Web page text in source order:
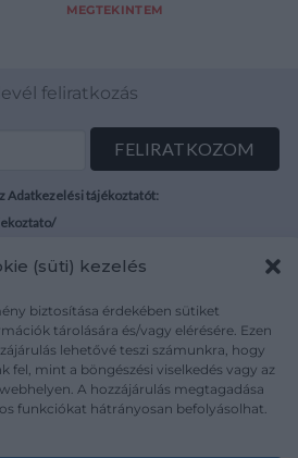
(süti) kezelés
biztosítása érdekében sütiket
tárolására és/vagy elérésére. Ezen
lehetővé teszi számunkra, hogy
fel, mint a böngészési viselkedés vagy az
A hozzájárulás megtagadása
funkciókat hátrányosan befolyásolhat.
MEGTEKINTEM
feliratkozás
Adatkezelési tájékoztatót:
Áraink
ÁSZF
Adatvédelem
Impresszum